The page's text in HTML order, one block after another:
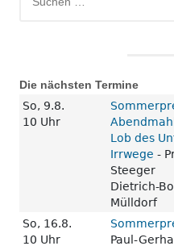
nach:
Die nächsten Termine